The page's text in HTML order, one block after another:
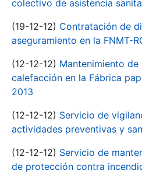
colectivo de asistencia
(19-12-12) Contratación de
aseguramiento en la FNMT-
(12-12-12) Mantenimiento
calefacción en la Fábrica
2013
(12-12-12) Servicio de
actividades preventivas y
(12-12-12) Servicio de
de protección contra